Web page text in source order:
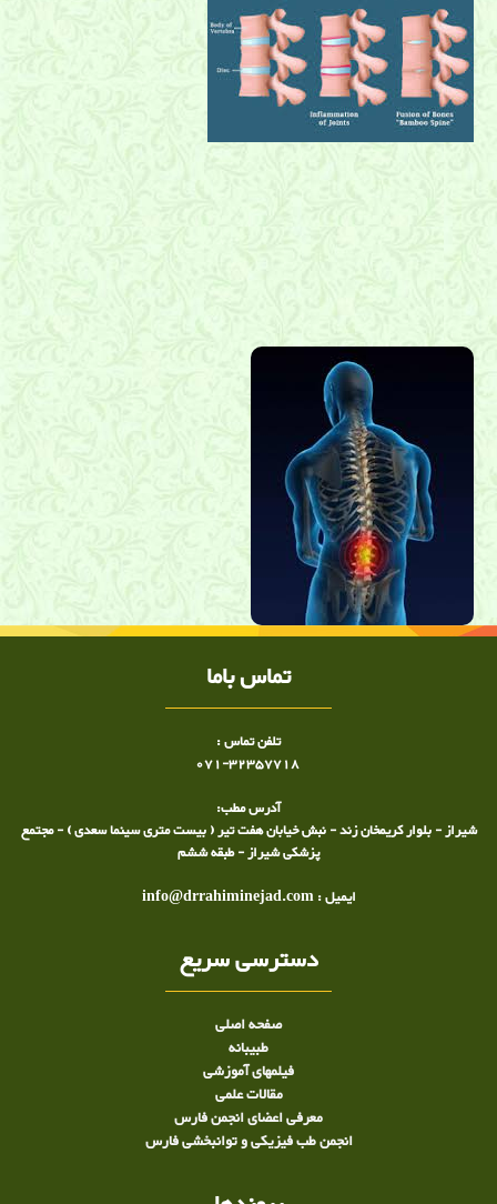
کمر درد , دیسک کمر, شیراز, فیزیوتراپی, ورزشهای کمر, شیراز,
توانبخشی, فیزیوتراپی, طب فیزیکی, دکتر رحیمی نژاد, دکتر ساعد رحیمی
نژاد متخصص توانبخشی در شیراز, دکتر ساعد رحیمی نژاد متخصص
دیسک کمر در شیراز, کلینیک درد ,کلینیک درد دکتر ساعد رحیمی نژاد
,دکتر ساعد رحیمی نژاد, کلینیک درد شیراز
تماس باما
تلفن تماس :
071-32357718
آدرس مطب:
شیراز - بلوار کریمخان زند - نبش خیابان هفت تیر ( بیست متری سینما سعدی ) - مجتمع
پزشکی شیراز - طبقه ششم
ایمیل : info@drrahiminejad.com
دسترسی سریع
صفحه اصلی
طبيبانه
فیلمهای آموزشی
مقالات علمی
معرفی اعضای انجمن فارس
انجمن طب فیزیکی و توانبخشی فارس